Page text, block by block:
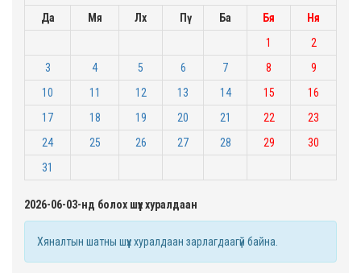
Да
Мя Лх Пү Ба Бя
Ня
1
2
3
4 5 6 7 8
9
10
11 12 13 14 15
16
17
18 19 20 21 22
23
24
25 26 27 28 29
30
31
2026-06-03-нд болох шүүх хуралдаан
Хяналтын шатны шүүх хуралдаан зарлагдаагүй байна.